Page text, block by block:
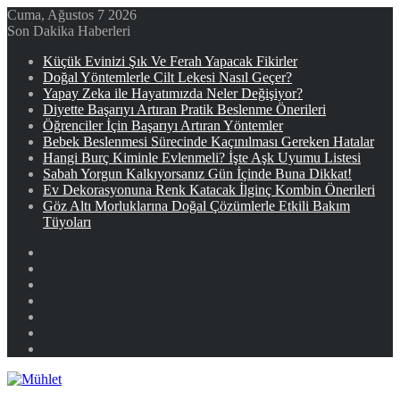
Cuma, Ağustos 7 2026
Son Dakika Haberleri
Küçük Evinizi Şık Ve Ferah Yapacak Fikirler
Doğal Yöntemlerle Cilt Lekesi Nasıl Geçer?
Yapay Zeka ile Hayatımızda Neler Değişiyor?
Diyette Başarıyı Artıran Pratik Beslenme Önerileri
Öğrenciler İçin Başarıyı Artıran Yöntemler
Bebek Beslenmesi Sürecinde Kaçınılması Gereken Hatalar
Hangi Burç Kiminle Evlenmeli? İşte Aşk Uyumu Listesi
Sabah Yorgun Kalkıyorsanız Gün İçinde Buna Dikkat!
Ev Dekorasyonuna Renk Katacak İlginç Kombin Önerileri
Göz Altı Morluklarına Doğal Çözümlerle Etkili Bakım
Tüyoları